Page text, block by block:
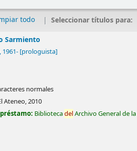
todo Seleccionar títulos para:
Sarmiento
1961-[prologuista]
normales
Ateneo,2010
BibliotecadelArchivo General de